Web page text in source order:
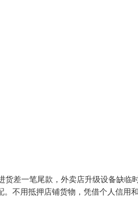
货差一笔尾款，外卖店升级设备缺临
不用抵押店铺货物，凭借个人信用